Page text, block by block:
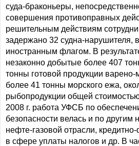
суда-браконьеры,
совершения противоправных
решительным действиям
задержано 32 судна-нарушителя,
иностранным флагом. В
незаконно добытые более 407
тонны готовой продукции
более 41 тонны морского ежа,
рыбопродукции общей
2008 г. работа УФСБ по
безопасности велась и по другим
нефте-газовой отрасли,
в сфере уплаты налогов и др. В